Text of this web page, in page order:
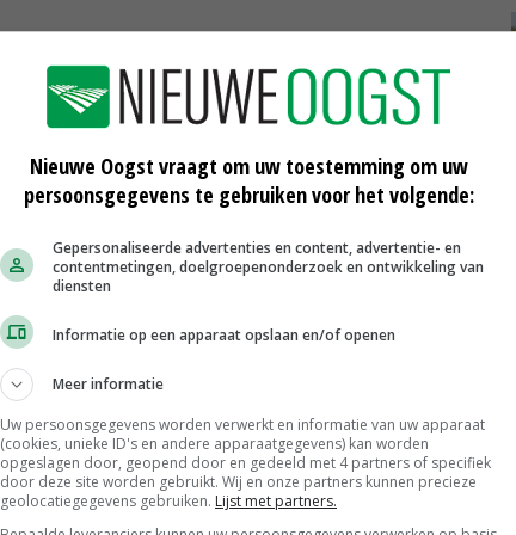
Schouten Europe neemt failliete
Nijland Food over
DSM investeert 65 miljoen euro in
01-12-2021
vleesvervangers geoogst
Uitbetaalprijs Van Rooi Meat
Nieuwe Oogst vraagt om uw toestemming om uw
persoonsgegevens te gebruiken voor het volgende:
Gepersonaliseerde advertenties en content, advertentie- en
contentmetingen, doelgroepenonderzoek en ontwikkeling van
diensten
Informatie op een apparaat opslaan en/of openen
Meer informatie
Uw persoonsgegevens worden verwerkt en informatie van uw apparaat
(cookies, unieke ID's en andere apparaatgegevens) kan worden
opgeslagen door, geopend door en gedeeld met 4 partners of specifiek
door deze site worden gebruikt. Wij en onze partners kunnen precieze
geolocatiegegevens gebruiken. Lijst met partners.